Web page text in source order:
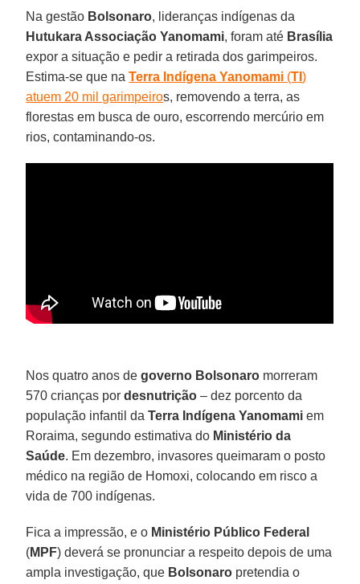
Na gestão Bolsonaro, lideranças indígenas da
Hutukara Associação Yanomami, foram até Brasília
expor a situação e pedir a retirada dos garimpeiros.
Estima-se que naTerra Indígena Yanomami (TI)
atuem 20 mil garimpeiros, removendo a terra, as
florestas em busca de ouro, escorrendo mercúrio em
rios, contaminando-os.
Nos quatro anos degoverno Bolsonaro morreram
570 crianças pordesnutrição – dez porcento da
população infantil daTerra Indígena Yanomami em
Roraima, segundo estimativa do Ministério da
Saúde. Em dezembro, invasores queimaram o posto
médico na região de Homoxi, colocando em risco a
vida de 700 indígenas.
Fica a impressão, e o Ministério Público Federal
(MPF) deverá se pronunciar a respeito depois de uma
ampla investigação, que Bolsonaro pretendia o